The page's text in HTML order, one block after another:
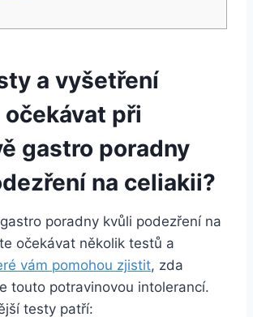
a vyšetření
při
gastro ‍poradny
⁤na celiakii?
poradny kvůli podezření na
očekávat⁢ několik⁣ testů a
vám pomohou zjistit,‌ zda
​touto potravinovou intolerancí.
testy patří: